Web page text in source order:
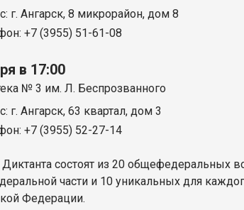
г. Ангарск, 8 микрорайон, дом 8
+7 (3955) 51-61-08
в 17:00
№ 3 им. Л. Беспрозванного
г. Ангарск, 63 квартал, дом 3
+7 (3955) 52-27-14
Диктанта состоят из 20 общефедеральных
части и 10 уникальных для
Федерации.